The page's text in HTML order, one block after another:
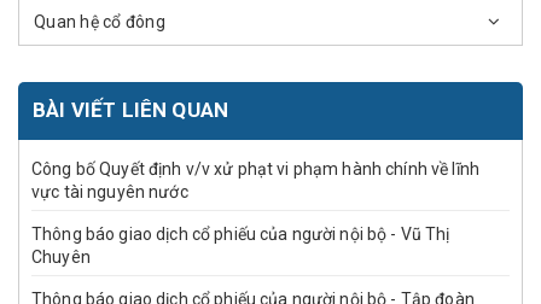
Quan hệ cổ đông
BÀI VIẾT LIÊN QUAN
Công bố Quyết định v/v xử phạt vi phạm hành chính về lĩnh
vực tài nguyên nước
Thông báo giao dịch cổ phiếu của người nội bộ - Vũ Thị
Chuyên
Thông báo giao dịch cổ phiếu của người nội bộ - Tập đoàn